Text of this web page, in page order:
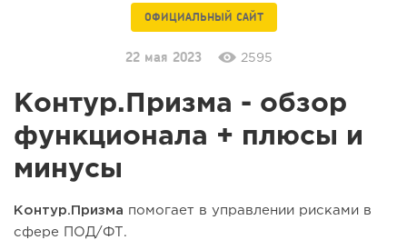
ОФИЦИАЛЬНЫЙ САЙТ
22 мая 2023 2595
Контур.Призма - обзор
функционала + плюсы и
минусы
Контур.Призма помогает в управлении рисками в
сфере ПОД/ФТ.